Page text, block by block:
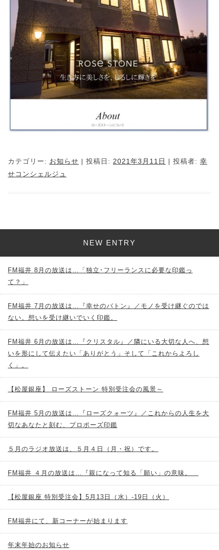
カテゴリー: お知らせ | 投稿日: 2021年3月11日 | 投稿者: 幸
せコンシェルジュ
NEW ENTRY
FM福井 8月の放送は…「独立･フリーランスに必要な印鑑っ
て？」
FM福井 7月の放送は…『幸せのバトン』／モノを受け継ぐのでは
ない。想いを受け継いでいく印鑑。
FM福井 6月の放送は…『クリスタル』／隣にいる大切な人へ、想
いを形にして伝えたい「ありがとう」そして「これからよろし
く」。
【松屋銀座】 ローズストーン 特別受注会の風景～
FM福井 5月の放送は…『ローズクォーツ』／これからの人生を大
切なあなたと刻む、プロポーズ印鑑
５月のラジオ放送は、５月４日（月・祝）です。
FM福井 ４月の放送は…『親になって知る「願い」の意味。
【松屋銀座 特別受注会】5月13日（水）-19日（火）
FM福井にて、新コーナーが始まります
年末年始のお知らせ